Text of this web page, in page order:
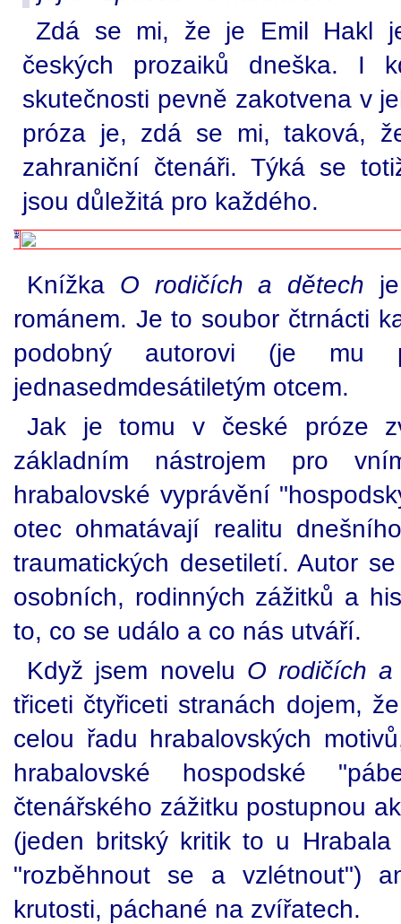
Zdá se mi, že je Emil Hakl
českých prozaiků dneška. I
skutečnosti pevně zakotvena v
próza je, zdá se mi, taková,
zahraniční čtenáři. Týká se
jsou důležitá pro každého.
Knížka O rodičích a dětech
románem. Je to soubor čtrnácti
podobný autorovi (je
jednasedmdesátiletým otcem.
Jak je tomu v české próze
základním nástrojem pro
hrabalovské vyprávění
otec ohmatávají realitu
traumatických desetiletí. Autor
osobních, rodinných zážitků a
to, co se událo a co nás utváří.
Když jsem novelu O rodičích a
třiceti čtyřiceti stranách dojem,
celou řadu hrabalovských
hrabalovské hospodské
čtenářského zážitku postupnou
(jeden britský kritik to u
"rozběhnout se a vzlétnout")
krutosti, páchané na zvířatech.